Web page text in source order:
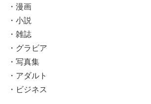
・漫画
・小説
・雑誌
・グラビア
・写真集
・アダルト
・ビジネス